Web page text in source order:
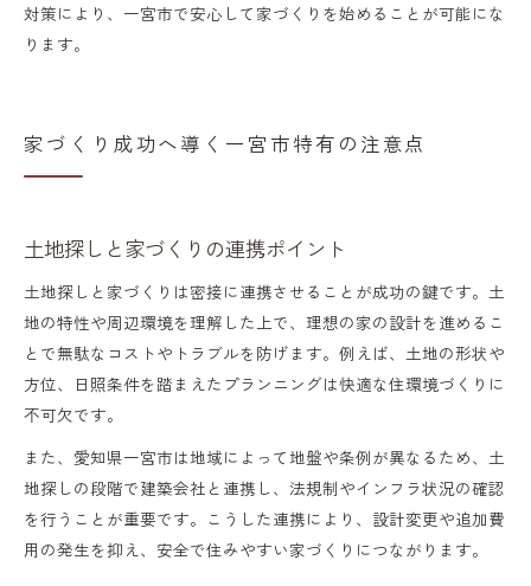
対策により、一宮市で安心して家づくりを始めることが可能にな
ります。
家づくり成功へ導く一宮市特有の注意点
土地探しと家づくりの連携ポイント
土地探しと家づくりは密接に連携させることが成功の鍵です。土
地の特性や周辺環境を理解した上で、理想の家の設計を進めるこ
とで無駄なコストやトラブルを防げます。例えば、土地の形状や
方位、日照条件を踏まえたプランニングは快適な住環境づくりに
不可欠です。
また、愛知県一宮市は地域によって地盤や条例が異なるため、土
地探しの段階で建築会社と連携し、法規制やインフラ状況の確認
を行うことが重要です。こうした連携により、設計変更や追加費
用の発生を抑え、安全で住みやすい家づくりにつながります。